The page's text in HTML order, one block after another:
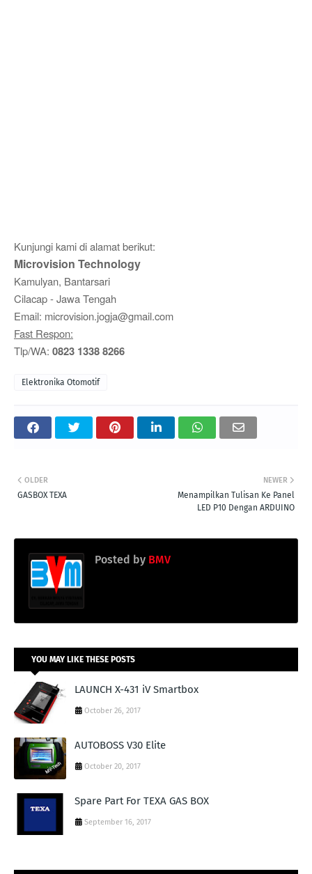
Kunjungi kami di alamat berikut:
Microvision Technology
Kamulyan, Bantarsari
Cilacap - Jawa Tengah
Email: microvision.jogja@gmail.com
Fast Respon:
Tlp/WA: 0823 1338 8266
Elektronika Otomotif
NEWER
Menampilkan Tulisan Ke Panel
LED P10 Dengan ARDUINO
OLDER
GASBOX TEXA
Posted by BMV
YOU MAY LIKE THESE POSTS
LAUNCH X-431 iV Smartbox
October 26, 2017
AUTOBOSS V30 Elite
October 20, 2017
Spare Part For TEXA GAS BOX
September 16, 2017